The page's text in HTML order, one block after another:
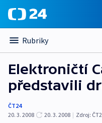
Rubriky
Elektroničtí
představili
ČT24
20. 3. 2008
20. 3. 2008 | Zdroj: